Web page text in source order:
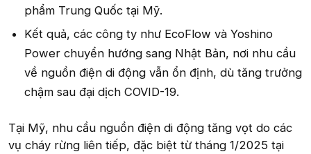
phẩm Trung Quốc tại Mỹ.
Kết quả, các công ty như EcoFlow và Yoshino
Power chuyển hướng sang Nhật Bản, nơi nhu cầu
về nguồn điện di động vẫn ổn định, dù tăng trưởng
chậm sau đại dịch COVID-19.
Tại Mỹ, nhu cầu nguồn điện di động tăng vọt do các
vụ cháy rừng liên tiếp, đặc biệt từ tháng 1/2025 tại